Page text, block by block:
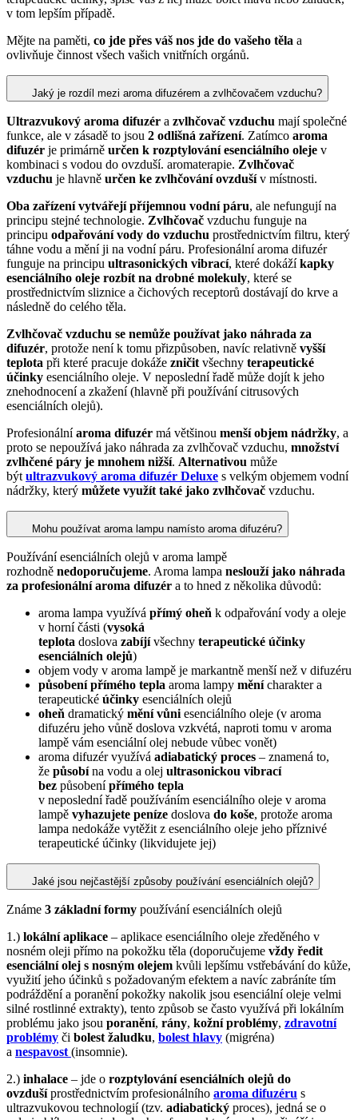
v tom lepším případě.
Mějte na paměti, co jde přes váš nos jde do vašeho těla a
ovlivňuje činnost všech vašich vnitřních orgánů.
Jaký je rozdíl mezi aroma difuzérem a zvlhčovačem vzduchu?
Ultrazvukový aroma difuzér a zvlhčovač vzduchu mají společné
funkce, ale v zásadě to jsou 2 odlišná zařízení. Zatímco aroma
difuzér je primárně určen k rozptylování esenciálního oleje v
kombinaci s vodou do ovzduší. aromaterapie. Zvlhčovač
vzduchu je hlavně určen ke zvlhčování ovzdušív místnosti.
Oba zařízení vytvářejí příjemnou vodní páru, ale nefungují na
principu stejné technologie. Zvlhčovač vzduchu funguje na
principu odpařování vody do vzduchu prostřednictvím filtru, který
táhne vodu a mění ji na vodní páru. Profesionální aroma difuzér
funguje na principu ultrasonických vibrací, které dokážíkapky
esenciálního oleje rozbít na drobné molekuly, které se
prostřednictvím sliznice a čichových receptorů dostávají do krve a
následně do celého těla.
Zvlhčovač vzduchu se nemůže používat jako náhrada za
difuzér, protože není k tomu přizpůsoben, navíc relativně vyšší
teplota při které pracuje dokáže zničit všechny terapeutické
účinky esenciálního oleje. V neposlední řadě může dojít k jeho
znehodnocení a zkažení (hlavně při používání citrusových
esenciálních olejů).
Profesionálníaroma difuzér má většinou menší objem nádržky, a
proto se nepoužívá jako náhrada za zvlhčovač vzduchu, množství
zvlhčené páry je mnohem nižší. Alternativou může
být ultrazvukový aroma difuzér Deluxe s velkým objemem vodní
nádržky, který můžete využít také jako zvlhčovač vzduchu.
Mohu používat aroma lampu namísto aroma difuzéru?
Používání esenciálních olejů v aroma lampě
rozhodně nedoporučujeme. Aroma lampa neslouží jako náhrada
za profesionální aroma difuzér a to hned z několika důvodů:
aroma lampa využívá přímý oheň k odpařování vody a oleje
v horní části (vysoká
teplota doslova zabíjívšechny terapeutické účinky
esenciálních olejů)
objem vody v aroma lampě je markantně menší než v difuzéru
působení přímého tepla aroma lampy měnícharakter a
terapeutické účinky esenciálních olejů
oheň dramatický mění vůni esenciálního oleje (v aroma
difuzéru jeho vůně doslova vzkvétá, naproti tomu v aroma
lampě vám esenciální olej nebude vůbec vonět)
aroma difuzér využívá adiabatický proces – znamená to,
že působína vodu a olej ultrasonickou vibrací
bez působenípřímého tepla
v neposlední řadě používáním esenciálního oleje v aroma
lampě vyhazujete peníze doslova do koše, protože aroma
lampa nedokáže vytěžit z esenciálního oleje jeho příznivé
terapeutické účinky (likvidujete jej)
Jaké jsou nejčastější způsoby používání esenciálních olejů?
Známe 3 základní formy používání esenciálních olejů
1.) lokální aplikace – aplikace esenciálního oleje zředěného v
nosném oleji přímo na pokožku těla (doporučujeme vždy ředit
esenciální olej s nosným olejem kvůli lepšímu vstřebávání do kůže,
využití jeho účinků s požadovaným efektem a navíc zabráníte tím
podráždění a poranění pokožky nakolik jsou esenciální oleje velmi
silné rostlinné extrakty), tento způsob se často využívá při lokálním
problému jako jsou poranění, rány, kožní problémy, zdravotní
problémy či bolest žaludku, bolest hlavy (migréna)
a nespavost (insomnie).
2.) inhalace – jde o rozptylování esenciálních olejů do
ovzdušíprostřednictvím profesionálního aroma difuzéru s
ultrazvukovou technologií (tzv. adiabatický proces), jedná se o